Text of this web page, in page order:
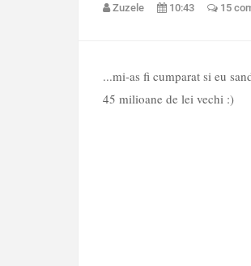
Zuzele 10:43 15
...mi-as fi cumparat si eu
45 milioane de lei vechi :)